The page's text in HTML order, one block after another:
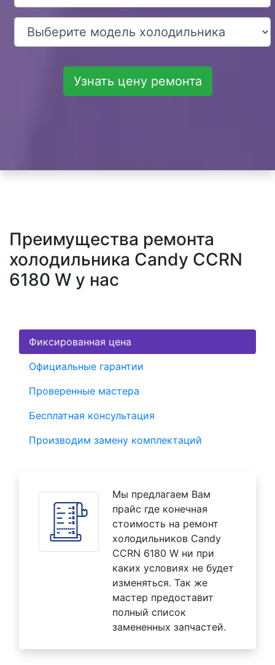
Узнать цену ремонта
Преимущества ремонта
холодильника Candy CCRN
6180 W у нас
Фиксированная цена
Официальные гарантии
Проверенные мастера
Бесплатная консультация
Производим замену комплектаций
Мы предлагаем Вам
прайс где конечная
стоимость на ремонт
холодильников Candy
CCRN 6180 W ни при
каких условиях не будет
изменяться. Так же
мастер предоставит
полный список
замененных запчастей.